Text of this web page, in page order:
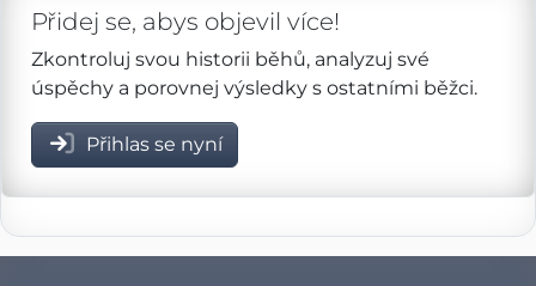
Přidej se, abys objevil více!
Zkontroluj svou historii běhů, analyzuj své
úspěchy a porovnej výsledky s ostatními běžci.
Přihlas se nyní